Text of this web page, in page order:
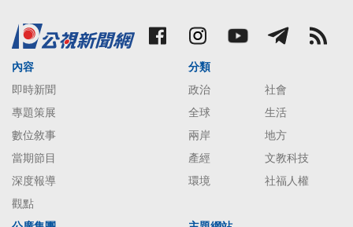
內容
即時新聞
專題策展
數位敘事
當期節目
深度報導
觀點
分類
政治
社會
全球
生活
兩岸
地方
產經
文教科技
環境
社福人權